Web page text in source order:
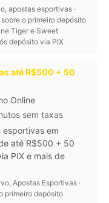
apostas esportivas ·
o primeiro depósito
Tiger e Sweet
depósito via PIX
até R$500 + 50
Online
sem taxas
esportivas em
até R$500 + 50
PIX e mais de
Apostas Esportivas ·
primeiro depósito